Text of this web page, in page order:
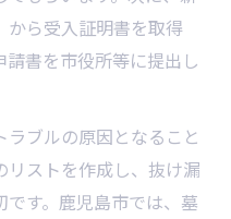
から受入証明書を取得
書を市役所等に提出し
ブルの原因となること
リストを作成し、抜け漏
す。鹿児島市では、墓